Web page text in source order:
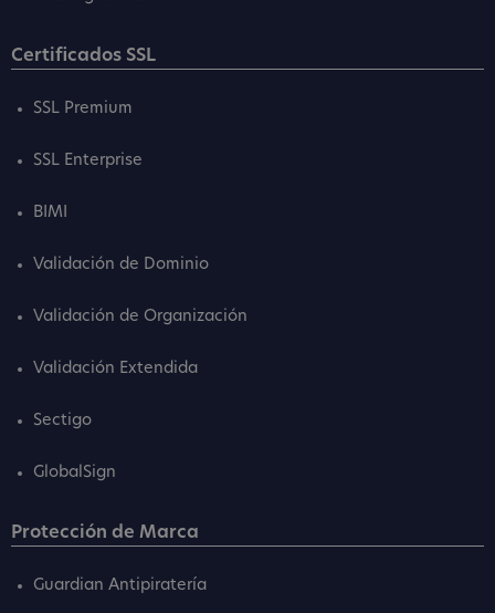
Certificados SSL
SSL Premium
SSL Enterprise
BIMI
Validación de Dominio
Validación de Organización
Validación Extendida
Sectigo
GlobalSign
Protección de Marca
Guardian Antipiratería